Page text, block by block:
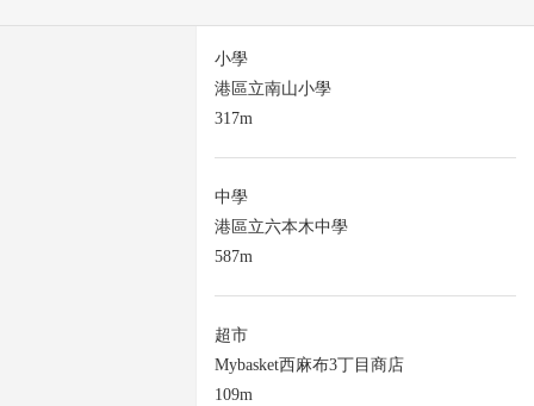
小學
港區立南山小學
317m
中學
港區立六本木中學
587m
超市
Mybasket西麻布3丁目商店
109m